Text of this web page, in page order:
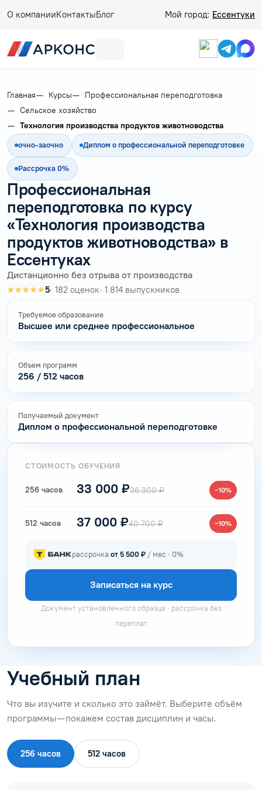
О компанииКонтактыБлог Мой город: Ессентуки
Главная Курсы
Профессиональная переподготовка
Сельское хозяйство
Технология производства продуктов животноводства
очно-заочно Диплом о профессиональной переподготовке
Рассрочка 0%
Профессиональная
переподготовка по курсу
«Технология производства
продуктов животноводства» в
Ессентуках
Дистанционно без отрыва от производства
★★★★★5· 182 оценок· 1 814 выпускников
Требуемое образование
Высшее или среднее профессиональное
Объем программ
256 / 512 часов
Получаемый документ
Диплом о профессиональной переподготовке
СТОИМОСТЬ ОБУЧЕНИЯ
256 часов 33 000 ₽36 300 ₽ −10%
512 часов 37 000 ₽40 700 ₽ −10%
рассрочка от 5 500 ₽ / мес · 0%
Записаться на курс
Документ установленного образца · рассрочка без
переплат
Учебный план
Что вы изучите и сколько это займёт. Выберите объём
программы — покажем состав дисциплин и часы.
256 часов 512 часов